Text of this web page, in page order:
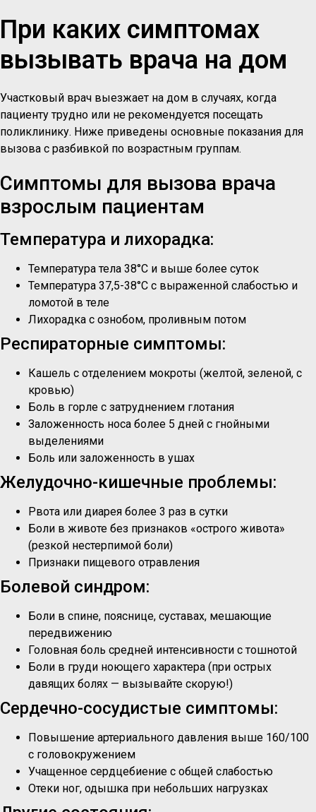
При каких симптомах
вызывать врача на дом
Участковый врач выезжает на дом в случаях, когда
пациенту трудно или не рекомендуется посещать
поликлинику. Ниже приведены основные показания для
вызова с разбивкой по возрастным группам.
Симптомы для вызова врача
взрослым пациентам
Температура и лихорадка:
Температура тела 38°C и выше более суток
Температура 37,5-38°C с выраженной слабостью и
ломотой в теле
Лихорадка с ознобом, проливным потом
Респираторные симптомы:
Кашель с отделением мокроты (желтой, зеленой, с
кровью)
Боль в горле с затруднением глотания
Заложенность носа более 5 дней с гнойными
выделениями
Боль или заложенность в ушах
Желудочно-кишечные проблемы:
Рвота или диарея более 3 раз в сутки
Боли в животе без признаков «острого живота»
(резкой нестерпимой боли)
Признаки пищевого отравления
Болевой синдром:
Боли в спине, пояснице, суставах, мешающие
передвижению
Головная боль средней интенсивности с тошнотой
Боли в груди ноющего характера (при острых
давящих болях — вызывайте скорую!)
Сердечно-сосудистые симптомы:
Повышение артериального давления выше 160/100
с головокружением
Учащенное сердцебиение с общей слабостью
Отеки ног, одышка при небольших нагрузках